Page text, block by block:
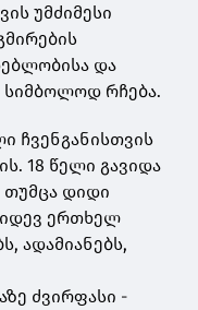
უმძიმესი
და
რჩება.
ჩვენგანისთვის
18 წელი გავიდა
თუმცა დიდი
ერთხელ
ადამიანებს,
ძვირფასი -